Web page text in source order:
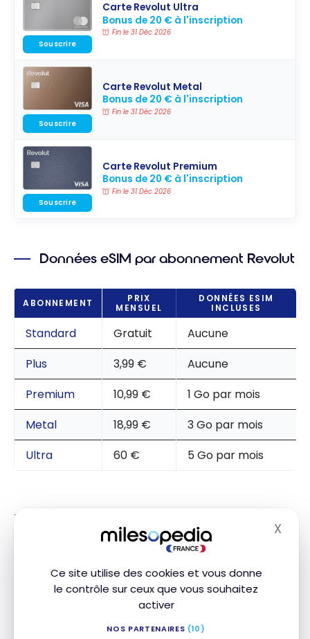
Ce site utilise des cookies et vous donne
le contrôle sur ceux que vous souhaitez
activer
NOS PARTENAIRES (10)
X
Carte Revolut Ultra
Bonus de 20 € à l'inscription
Fin le 31 Déc 2026
Souscrire
Carte Revolut Metal
Bonus de 20 € à l'inscription
Fin le 31 Déc 2026
Souscrire
Carte Revolut Premium
Bonus de 20 € à l'inscription
Fin le 31 Déc 2026
Souscrire
Données eSIM par abonnement Revolut
ABONNEMENT
PRIX
MENSUEL
DONNÉES ESIM
INCLUSES
Standard Gratuit
Aucune
Plus
3,99 €
Aucune
Premium
10,99 €
1 Go par mois
Metal
18,99 €
3 Go par mois
Ultra
60 € 5 Go par mois
Toutefois, ces données restent valables
uniquement pendant le mois en cours. Autrement
dit, si vous n’utilisez pas vos Go un mois donné, ils ne
se reportent pas. De plus, l’allocation s’active sur un
seul appareil dans l’application Revolut, et la
couverture concerne plus de 100 pays.